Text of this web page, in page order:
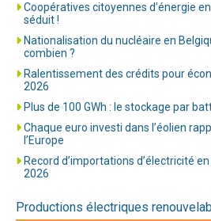
Coopératives citoyennes d’énergie
séduit !
Nationalisation du nucléaire en
combien ?
Ralentissement des crédits pour
2026
Plus de 100 GWh : le stockage par
Chaque euro investi dans l’éolien
l’Europe
Record d’importations d’électricité
2026
Productions électriques